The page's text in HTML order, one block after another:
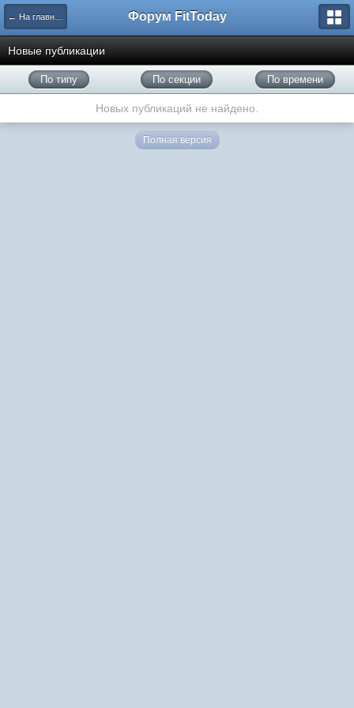
← На главную Форум FitToday
Новые публикации
По типу По секции По времени
Новых публикаций не найдено.
Полная версия